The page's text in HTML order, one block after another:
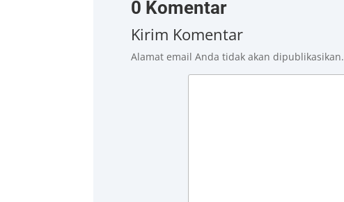
0 Komentar
Kirim Komentar
Alamat email Anda tidak akan dipublikasikan.